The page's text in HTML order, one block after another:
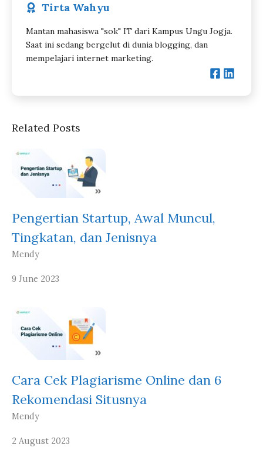
Tirta Wahyu
Mantan mahasiswa "sok" IT dari Kampus Ungu Jogja.
Saat ini sedang bergelut di dunia blogging, dan
mempelajari internet marketing.
Related Posts
Pengertian Startup, Awal Muncul,
Tingkatan, dan Jenisnya
Mendy
9 June 2023
Cara Cek Plagiarisme Online dan 6
Rekomendasi Situsnya
Mendy
2 August 2023